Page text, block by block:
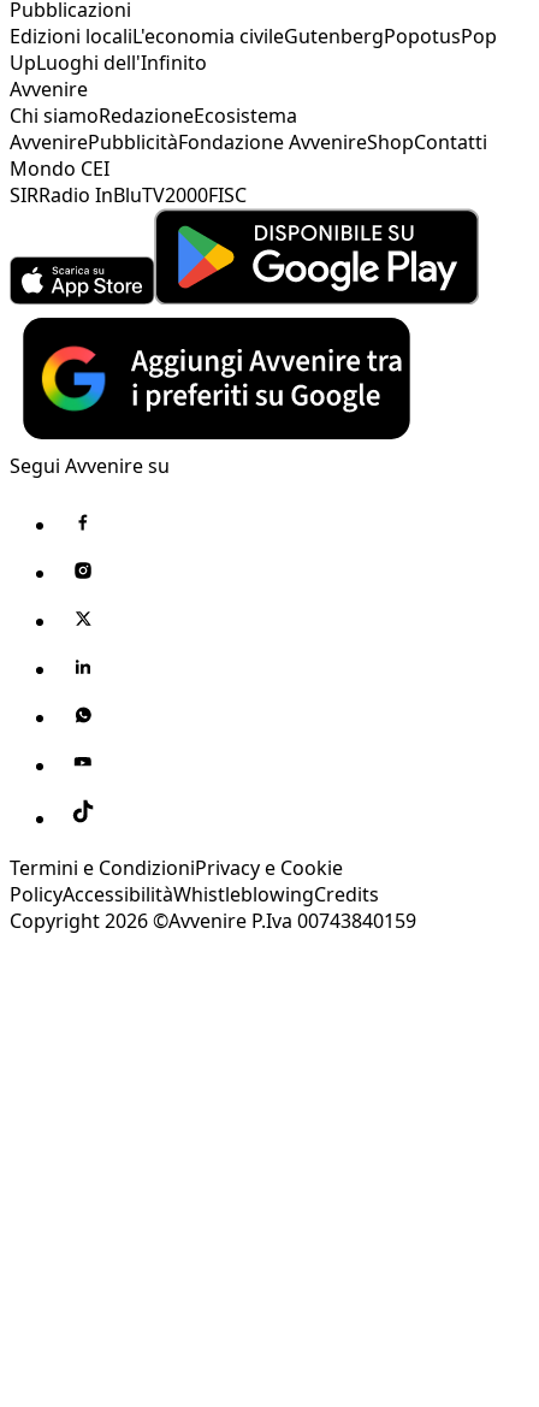
Pubblicazioni
Edizioni localiL'economia civileGutenbergPopotusPop
UpLuoghi dell'Infinito
Avvenire
Chi siamoRedazioneEcosistema
AvvenirePubblicitàFondazione AvvenireShopContatti
Mondo CEI
SIRRadio InBluTV2000FISC
Segui Avvenire su
Termini e CondizioniPrivacy e Cookie
PolicyAccessibilitàWhistleblowingCredits
Copyright 2026 ©Avvenire P.Iva 00743840159